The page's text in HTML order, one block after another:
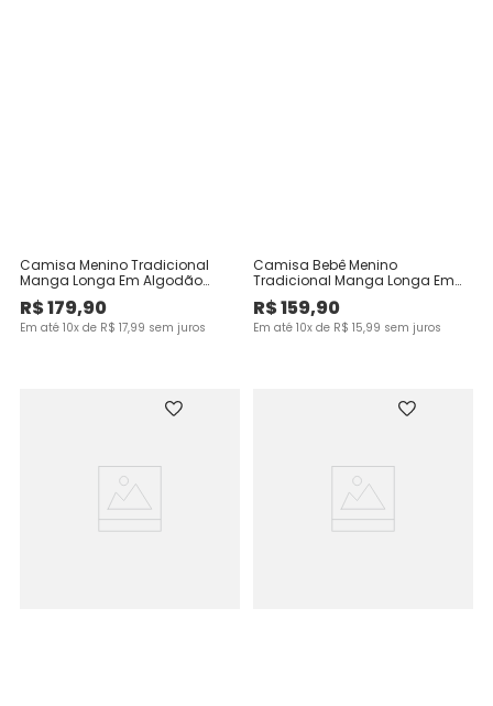
Camisa Menino Tradicional
Manga Longa Em Algodão
Texturizado Carinhoso
R$179,90
Em até 10x de R$ 17,99 sem juros
Camisa Bebê Menino
Tradicional Manga Longa Em
Algodão Texturizado -
Carinhoso
R$159,90
Em até 10x de R$ 15,99 sem juros